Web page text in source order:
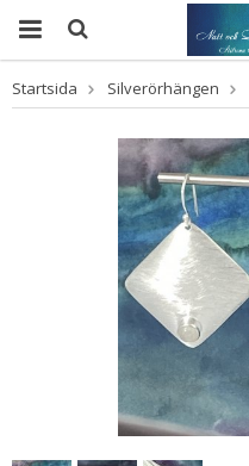
Startsida Silverörhängen